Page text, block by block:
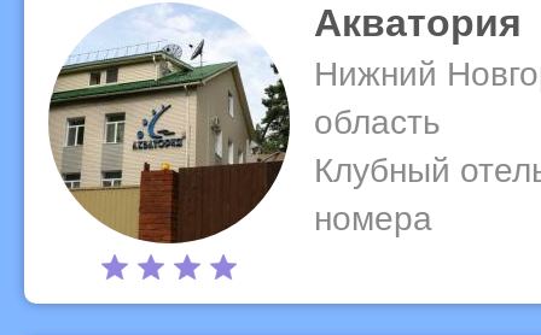
Акватория
Нижний
область
Клубный
номера